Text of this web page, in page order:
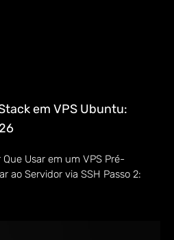
em VPS Ubuntu:
Que Usar em um VPS Pré-
ao Servidor via SSH Passo 2: